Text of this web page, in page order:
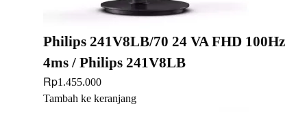
Philips 241V8LB/70 24 VA FHD 100Hz
4ms / Philips 241V8LB
Rp1.455.000
Tambah ke keranjang